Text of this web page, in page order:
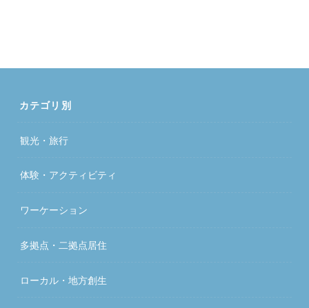
カテゴリ別
観光・旅行
体験・アクティビティ
ワーケーション
多拠点・二拠点居住
ローカル・地方創生